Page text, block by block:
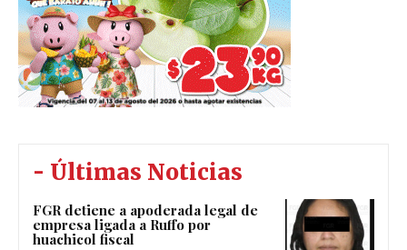
- Últimas Noticias
FGR detiene a apoderada legal de
empresa ligada a Ruffo por
huachicol fiscal